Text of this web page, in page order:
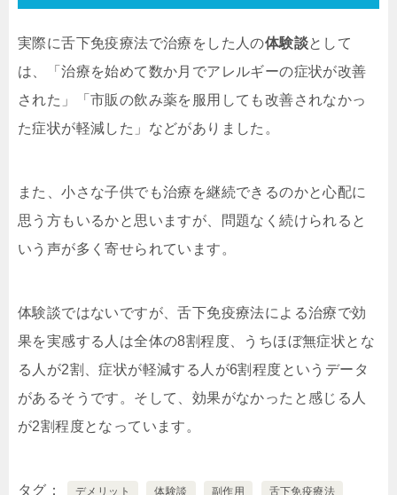
実際に舌下免疫療法で治療をした人の体験談として
は、「治療を始めて数か月でアレルギーの症状が改善
された」「市販の飲み薬を服用しても改善されなかっ
た症状が軽減した」などがありました。
また、小さな子供でも治療を継続できるのかと心配に
思う方もいるかと思いますが、問題なく続けられると
いう声が多く寄せられています。
体験談ではないですが、舌下免疫療法による治療で効
果を実感する人は全体の8割程度、うちほぼ無症状とな
る人が2割、症状が軽減する人が6割程度というデータ
があるそうです。そして、効果がなかったと感じる人
が2割程度となっています。
タグ デメリット 体験談 副作用 舌下免疫療法